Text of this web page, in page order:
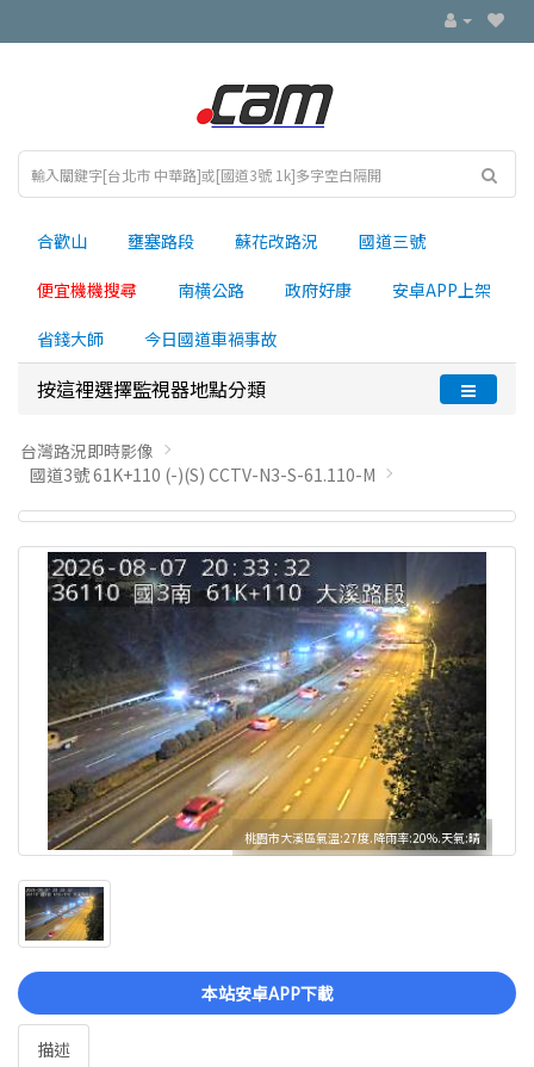
合歡山 壅塞路段 蘇花改路況 國道三號
便宜機機搜尋 南横公路 政府好康 安卓APP上架
省錢大師 今日國道車禍事故
按這裡選擇監視器地點分類
台灣路況即時影像
國道3號 61K+110 (-)(S) CCTV-N3-S-61.110-M
桃園市大溪區氣溫:27度.降雨率:20%.天氣:晴
本站安卓APP下載
描述